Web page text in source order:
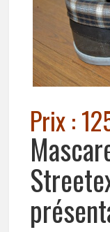
Prix :